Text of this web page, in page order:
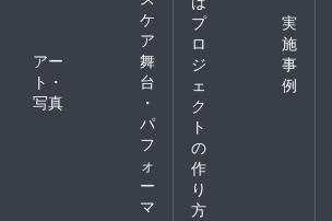
ケ
ア
アー
ト・
写真
舞
台
・
パ
フ
ォ
ー
マ
プ
ロ
ジ
ェ
ク
ト
の
作
り
方
実
施
事
例